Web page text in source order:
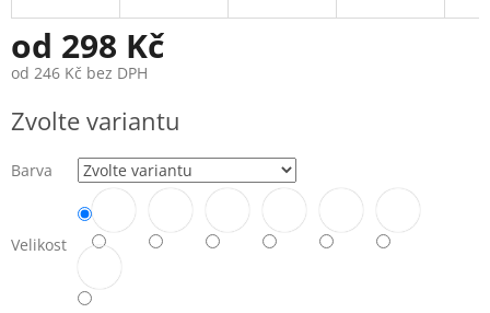
od 298 Kč
od 246 Kč bez DPH
cena:
Zvolte variantu
Barva
Velikost